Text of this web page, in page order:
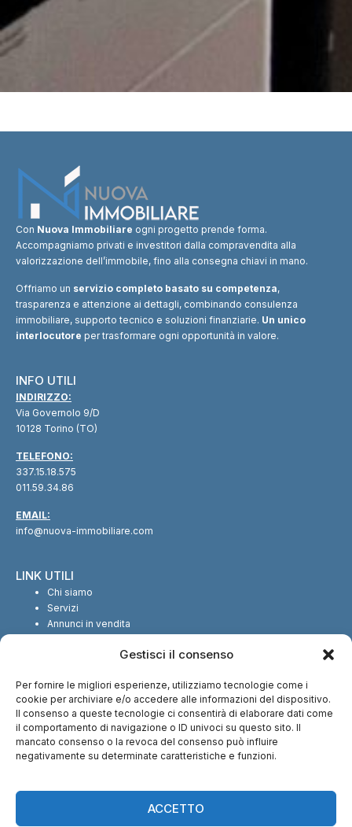
Gestisci il consenso
Per fornire le migliori esperienze, utilizziamo tecnologie come i
cookie per archiviare e/o accedere alle informazioni del dispositivo.
Il consenso a queste tecnologie ci consentirà di elaborare dati come
il comportamento di navigazione o ID univoci su questo sito. Il
mancato consenso o la revoca del consenso può influire
negativamente su determinate caratteristiche e funzioni.
ACCETTO
Con Nuova Immobiliare ogni progetto prende forma.
Accompagniamo privati e investitori dalla compravendita alla
valorizzazione dell’immobile, fino alla consegna chiavi in mano.
Offriamo un servizio completo basato su competenza,
trasparenza e attenzione ai dettagli, combinando consulenza
immobiliare, supporto tecnico e soluzioni finanziarie. Un unico
interlocutore per trasformare ogni opportunità in valore.
INFO UTILI
INDIRIZZO:
Via Governolo 9/D
10128 Torino (TO)
TELEFONO:
337.15.18.575
011.59.34.86
EMAIL:
info@nuova-immobiliare.com
LINK UTILI
Chi siamo
Servizi
Annunci in vendita
SEGUICI SUI SOCIAL
CI TROVI ANCHE SU: